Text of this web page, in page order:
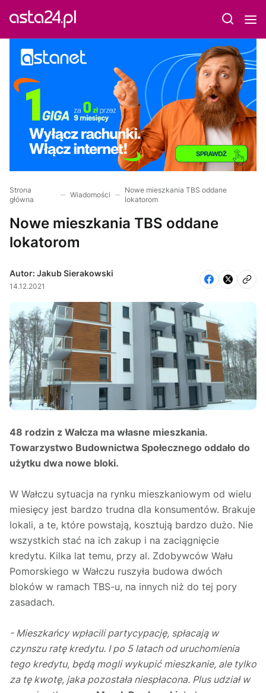
Strona
główna
Wiadomości
Nowe mieszkania TBS oddane
lokatorom
Nowe mieszkania TBS oddane
lokatorom
Autor: Jakub Sierakowski
14.12.2021
48 rodzin z Wałcza ma własne mieszkania.
Towarzystwo Budownictwa Społecznego oddało do
użytku dwa nowe bloki.
W Wałczu sytuacja na rynku mieszkaniowym od wielu
miesięcy jest bardzo trudna dla konsumentów. Brakuje
lokali, a te, które powstają, kosztują bardzo dużo. Nie
wszystkich stać na ich zakup i na zaciągnięcie
kredytu. Kilka lat temu, przy al. Zdobywców Wału
Pomorskiego w Wałczu ruszyła budowa dwóch
bloków w ramach TBS-u, na innych niż do tej pory
zasadach.
- Mieszkańcy wpłacili partycypację, spłacają w
czynszu ratę kredytu. I po 5 latach od uruchomienia
tego kredytu, będą mogli wykupić mieszkanie, ale tylko
za tę kwotę, jaka pozostała niespłacona. Plus udział w